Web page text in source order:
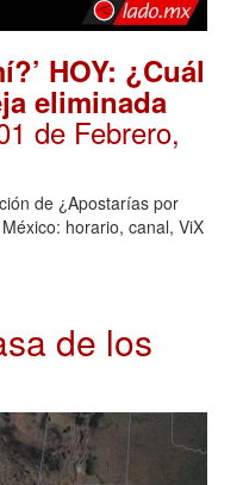
HOY: ¿Cuál
eliminada
de Febrero,
de ¿Apostarías por
horario, canal, ViX
de los